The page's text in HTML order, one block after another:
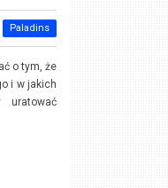
Paladins
o tym, że
i w jakich
uratować